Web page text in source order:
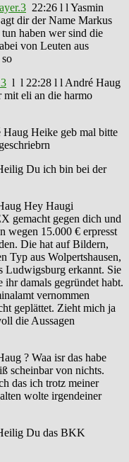
22:26 l l Yasmin
dir der Name Markus
haben wer sind die
von Leuten aus
l l 22:28 l l André Haug
mit eli an die harmo
Heike geb mal bitte
Du ich bin bei der
Hey Haugi
gemacht gegen dich und
wegen 15.000 € erpresst
Die hat auf Bildern,
Typ aus Wolpertshausen,
Ludwigsburg erkannt. Sie
damals gegründet habt.
vernommen
geplättet. Zieht mich ja
die Aussagen
? Waa isr das habe
scheinbar von nichts.
das ich trotz meiner
wolte irgendeiner
Du das BKK